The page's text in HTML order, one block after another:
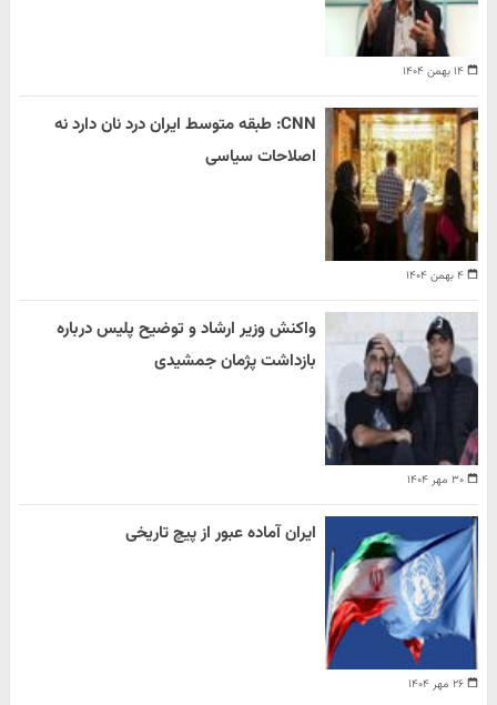
۱۴ بهمن ۱۴۰۴
۴ بهمن ۱۴۰۴
CNN: طبقه متوسط ایران درد نان دارد نه
اصلاحات سیاسی
۳۰ مهر ۱۴۰۴
واکنش وزیر ارشاد و توضیح پلیس درباره
بازداشت پژمان جمشیدی
۲۶ مهر ۱۴۰۴
ایران آماده عبور از پیچ تاریخی